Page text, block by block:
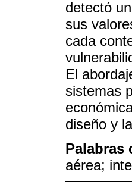
detectó
sus
cada
El
sistemas
diseño y
Palabras
aérea;